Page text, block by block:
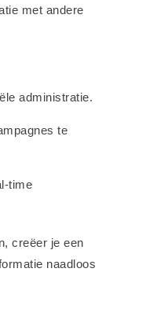
met andere
administratie.
te
time
creëer je een
naadloos